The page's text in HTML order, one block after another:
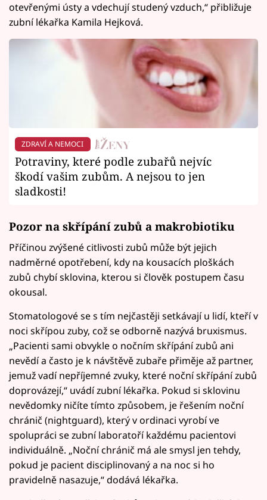
otevřenými ústy a vdechují studený vzduch,“ přibližuje
zubní lékařka Kamila Hejková.
ZDRAVÍ A NEMOCI
Potraviny, které podle zubařů nejvíc
škodí vašim zubům. A nejsou to jen
sladkosti!
Pozor na skřípání zubů a makrobiotiku
Příčinou zvýšené citlivosti zubů může být jejich
nadměrné opotřebení, kdy na kousacích ploškách
zubů chybí sklovina, kterou si člověk postupem času
okousal.
Stomatologové se s tím nejčastěji setkávají u lidí, kteří v
noci skřípou zuby, což se odborně nazývá bruxismus.
„Pacienti sami obvykle o nočním skřípání zubů ani
nevědí a často je k návštěvě zubaře přiměje až partner,
jemuž vadí nepříjemné zvuky, které noční skřípání zubů
doprovázejí,“ uvádí zubní lékařka. Pokud si sklovinu
nevědomky ničíte tímto způsobem, je řešením noční
chránič (nightguard), který v ordinaci vyrobí ve
spolupráci se zubní laboratoří každému pacientovi
individuálně. „Noční chránič má ale smysl jen tehdy,
pokud je pacient disciplinovaný a na noc si ho
pravidelně nasazuje,“ dodává lékařka.